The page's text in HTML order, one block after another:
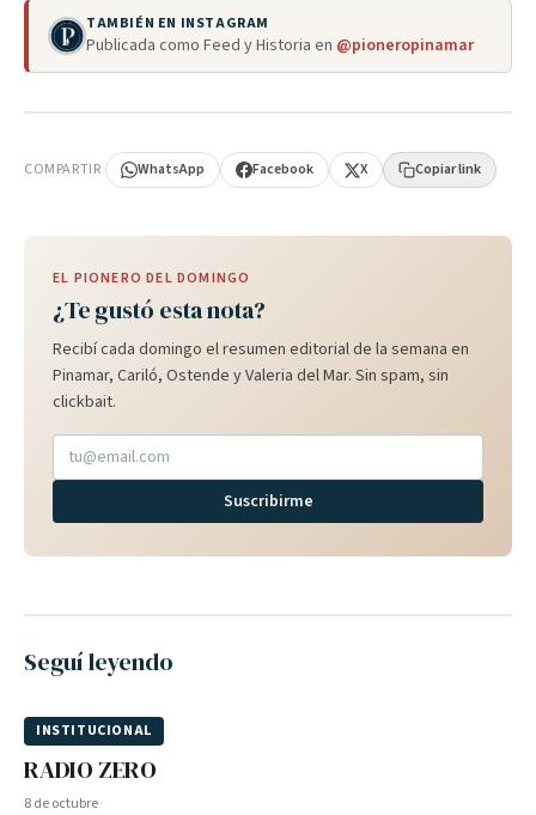
TAMBIÉN EN INSTAGRAM
Publicada como Feed y Historia en @pioneropinamar
COMPARTIR WhatsApp Facebook X Copiar link
EL PIONERO DEL DOMINGO
¿Te gustó esta nota?
Recibí cada domingo el resumen editorial de la semana en
Pinamar, Cariló, Ostende y Valeria del Mar. Sin spam, sin
clickbait.
Suscribirme
Seguí leyendo
INSTITUCIONAL
RADIO ZERO
8 de octubre